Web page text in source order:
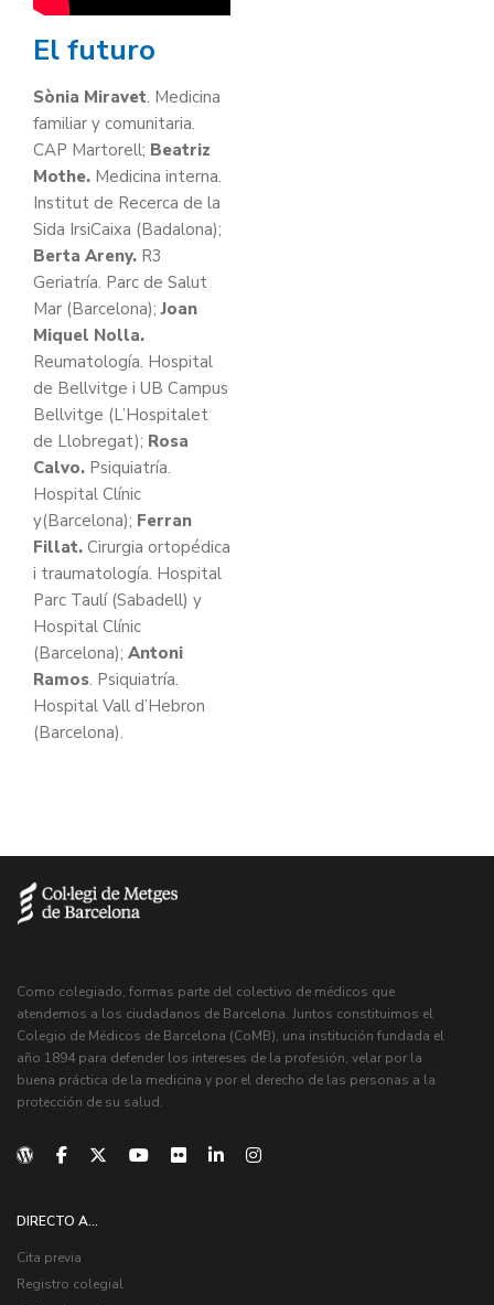
El futuro
Sònia Miravet. Medicina
familiar y comunitaria.
CAP Martorell; Beatriz
Mothe. Medicina interna.
Institut de Recerca de la
Sida IrsiCaixa (Badalona);
Berta Areny. R3
Geriatría. Parc de Salut
Mar (Barcelona);Joan
Miquel Nolla.
Reumatología. Hospital
de Bellvitge i UB Campus
Bellvitge (L’Hospitalet
de Llobregat); Rosa
Calvo. Psiquiatría.
Hospital Clínic
y(Barcelona); Ferran
Fillat. Cirurgia ortopédica
i traumatología. Hospital
Parc Taulí (Sabadell) y
Hospital Clínic
(Barcelona); Antoni
Ramos. Psiquiatría.
Hospital Vall d’Hebron
(Barcelona).
Como colegiado, formas parte del colectivo de médicos que
atendemos a los ciudadanos de Barcelona. Juntos constituimos el
Colegio de Médicos de Barcelona (CoMB), una institución fundada el
año 1894 para defender los intereses de la profesión, velar por la
buena práctica de la medicina y por el derecho de las personas a la
protección de su salud.
DIRECTO A...
Cita previa
Registro colegial